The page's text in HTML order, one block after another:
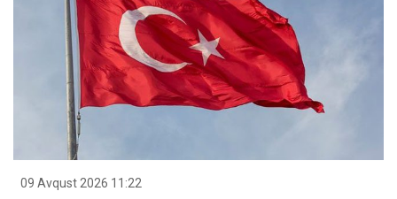
09 Avqust 2026 11:22